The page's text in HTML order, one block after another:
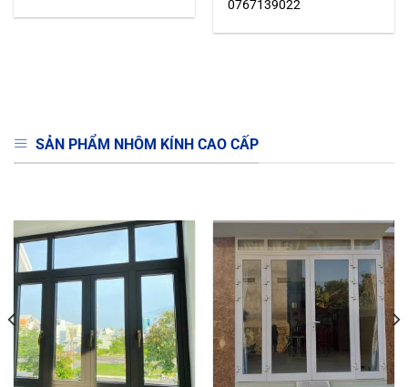
NHÔM KÍNH
BLK
NHÔM KÍNH
XINGFA NHÔM LIÊN
DOANH